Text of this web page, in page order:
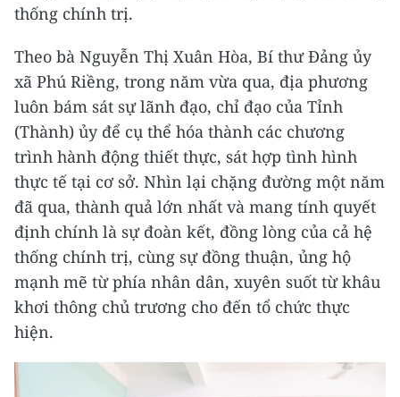
thống chính trị.
Theo bà Nguyễn Thị Xuân Hòa, Bí thư Đảng ủy
xã Phú Riềng, trong năm vừa qua, địa phương
luôn bám sát sự lãnh đạo, chỉ đạo của Tỉnh
(Thành) ủy để cụ thể hóa thành các chương
trình hành động thiết thực, sát hợp tình hình
thực tế tại cơ sở. Nhìn lại chặng đường một năm
đã qua, thành quả lớn nhất và mang tính quyết
định chính là sự đoàn kết, đồng lòng của cả hệ
thống chính trị, cùng sự đồng thuận, ủng hộ
mạnh mẽ từ phía nhân dân, xuyên suốt từ khâu
khơi thông chủ trương cho đến tổ chức thực
hiện.